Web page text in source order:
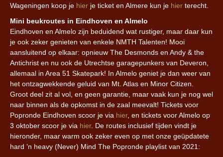
Wageningen koop je hier je ticket en Almere kun je hier terecht.
Mini beukroutes in Eindhoven en Almelo
Eindhoven en Almelo zijn beduidend wat rustiger, maar daar kun
je ook zeker genieten van enkele NMTH Talenten! Mooi
aansluitend op elkaar: opnieuw The Desmonds en Andy & the
Antichrist en nu ook de Utrechtse garagepunkers van Deveron,
allemaal in Area 51 Skatepark! In Almelo geniet je dan weer van
het ontzagwekkende geluid van Mt. Atlas en Minor Citizen.
Groot deel zit al vol, en geen garantie, maar vaak kun je nog wel
naar binnen als de opkomst in de zaal meevalt! Tickets voor
Popronde Eindhoven scoor je via hier, en tickets voor Almelo op
3 oktober scoor je via hier. De routes inclusief tijden vindt je
hieronder, maar warm ook zeker even op met onze geüpdatete
hard ’n heavy (Never) Mind The Popronde playlist van 2021: